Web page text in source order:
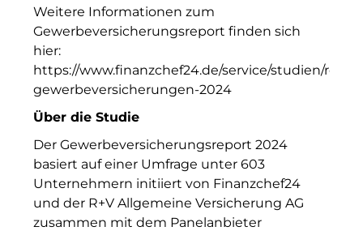
Gesangskollektiv Michael Ritter
H2Global
Hallberger Kultursommer
Hausbank München
HERZOG MAX
Hotel Königshof München GmbH & Co. KG
IGENUS Immobilien
Weitere Informationen zum
Gewerbeversicherungsreport finden sich
hier:
https://www.finanzchef24.de/service/studien/
gewerbeversicherungen-2024
Über die Studie
Der Gewerbeversicherungsreport 2024
basiert auf einer Umfrage unter 603
Unternehmern initiiert von Finanzchef24
und der R+V Allgemeine Versicherung AG
zusammen mit dem Panelanbieter